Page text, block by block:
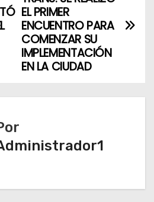
EL PRIMER
ENCUENTRO PARA
COMENZAR SU
IMPLEMENTACIÓN
EN LA CIUDAD